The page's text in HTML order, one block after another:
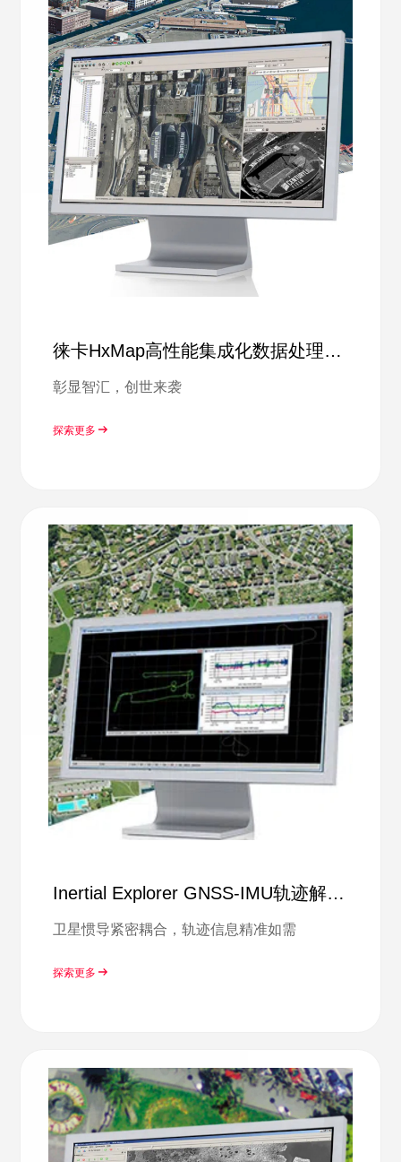
徕卡HxMap高性能集成化数据处理工
作流
彰显智汇，创世来袭
探索更多
Inertial Explorer GNSS-IMU轨迹解算
卫星惯导紧密耦合，轨迹信息精准如需
探索更多